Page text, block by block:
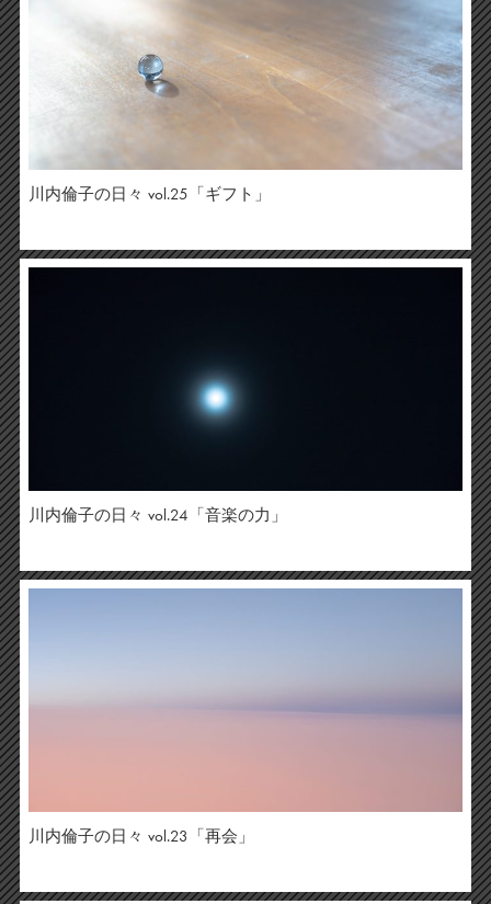
川内倫子の日々 vol.25「ギフト」
川内倫子の日々 vol.24「音楽の力」
川内倫子の日々 vol.23「再会」